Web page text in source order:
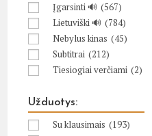
Įgarsinti 🔊 (567)
Lietuviški 🔊 (784)
Nebylus kinas (45)
Subtitrai (212)
Tiesiogiai verčiami (2)
Užduotys:
Su klausimais (193)